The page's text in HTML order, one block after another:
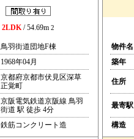
2LDK/ 54.69m 2
鳥羽街道団地F棟
1968年04月
京都府京都市伏見区深草
正覚町
京阪電気鉄道京阪線 鳥羽
街道 駅 徒歩 4分
鉄筋コンクリート造
物件名
築年
住所
最寄駅
構造